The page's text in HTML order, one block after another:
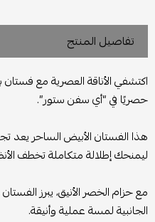
تفاصيل المنتج
اكتشفي الأناقة العصرية مع فستان
حصريًا في “أي سفن ستور”.
هذا الفستان الأبيض الساحر
ليمنحك إطلالة متكاملة تخطف
مع حزام الخصر الأنيق، يبرز
الجانبية لمسة عملية وأنيقة.